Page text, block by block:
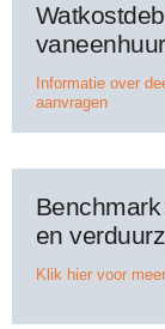
Informatie over
aanvragen
en
Klik hier voor